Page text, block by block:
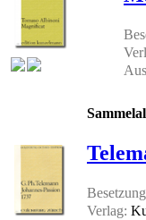
Verlag: